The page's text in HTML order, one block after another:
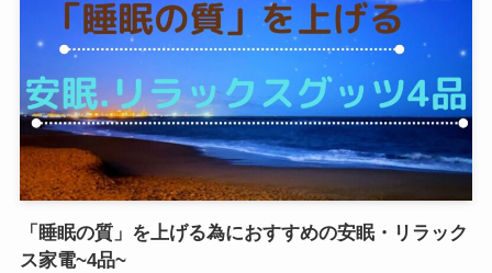
「睡眠の質」を上げる為におすすめの安眠・リラック
ス家電~4品~